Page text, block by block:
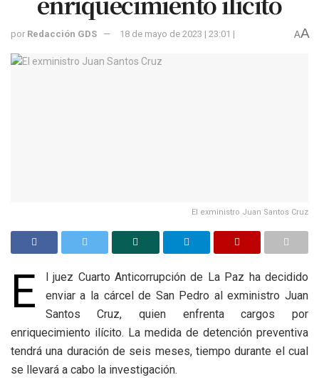
por Redacción GDS 18 de mayo de 2023 | 23:01 | AA
El exministro Juan Santos Cruz
E
l juez Cuarto Anticorrupción de La Paz ha decidido
enviar a la cárcel de San Pedro al exministro Juan
Santos Cruz, quien enfrenta cargos por
enriquecimiento ilícito. La medida de detención preventiva
tendrá una duración de seis meses, tiempo durante el cual
se llevará a cabo la investigación.